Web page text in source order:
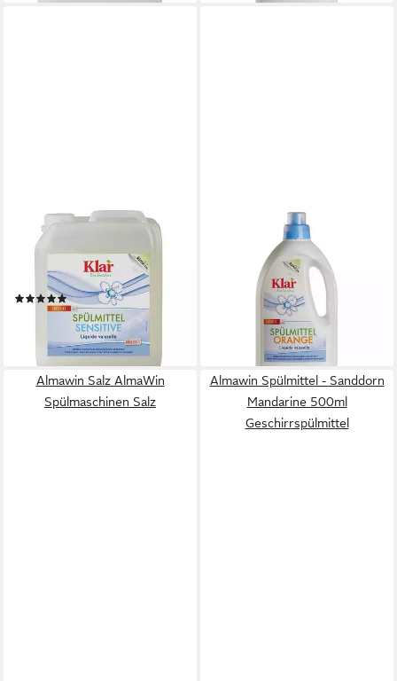
ALMAWIN
Klar - Spülmittel - Sensitive
Geschirrspülmittel
(1)
18,69 €
lieferbar - in 3-4 Werktagen bei dir
Klar - Spülmittel - Orange 1,5L
Geschirrspülmittel
(6,39 €/ 1 l)
lieferbar - in 3-4 Werktagen bei dir
Almawin Salz AlmaWin
Spülmaschinen Salz
Almawin Spülmittel - Sanddorn
Mandarine 500ml
Geschirrspülmittel